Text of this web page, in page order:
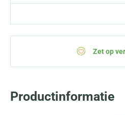
Zet op
Productinformatie